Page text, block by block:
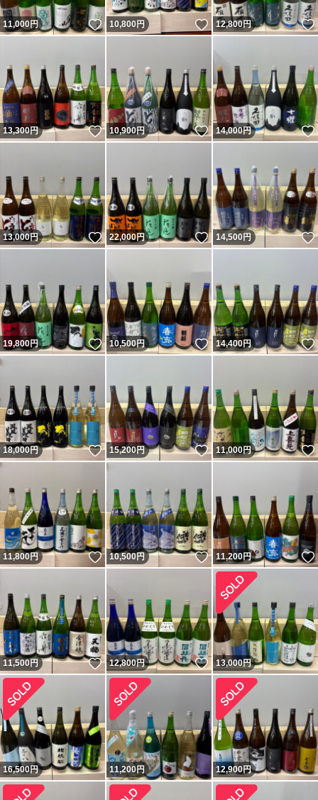
11,000円 いいね！
10,800円 いいね！
12,800円
13,300円 いいね！
10,900円 いいね！
14,000円
13,000円 いいね！
22,000円 いいね！
14,500円
19,800円 いいね！
10,500円 いいね！
14,400円
18,000円 いいね！
15,200円 いいね！
11,000円
11,800円 いいね！
10,500円 いいね！
11,200円
11,500円 いいね！
12,800円 いいね！
13,000円
16,500円 11,200円 12,900円